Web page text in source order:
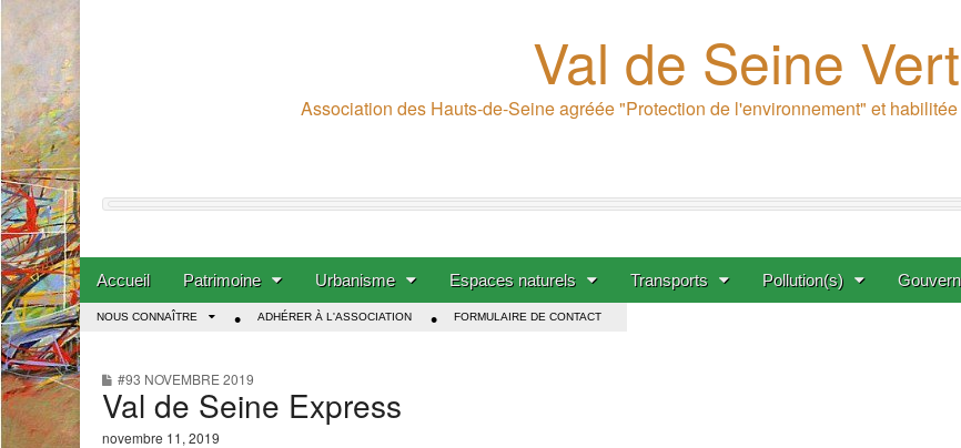
Val de Seine Vert
Association des Hauts-de-Seine agréée "Protection de l'environnement" et
Main menu
Skip to content
Accueil Patrimoine Urbanisme Espaces naturels Transports Pollution(s)
Sub menu
NOUS CONNAÎTRE ADHÉRER À L'ASSOCIATION FORMULAIRE DE CONTACT
#93 NOVEMBRE 2019
Val de Seine Express
novembre 11, 2019